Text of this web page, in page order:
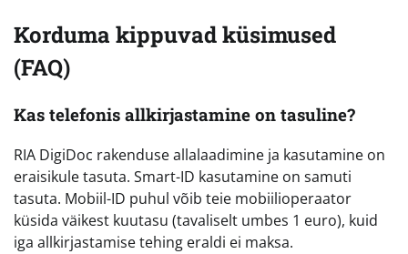
Korduma kippuvad küsimused
(FAQ)
Kas telefonis allkirjastamine on tasuline?
RIA DigiDoc rakenduse allalaadimine ja kasutamine on
eraisikule tasuta. Smart-ID kasutamine on samuti
tasuta. Mobiil-ID puhul võib teie mobiilioperaator
küsida väikest kuutasu (tavaliselt umbes 1 euro), kuid
iga allkirjastamise tehing eraldi ei maksa.